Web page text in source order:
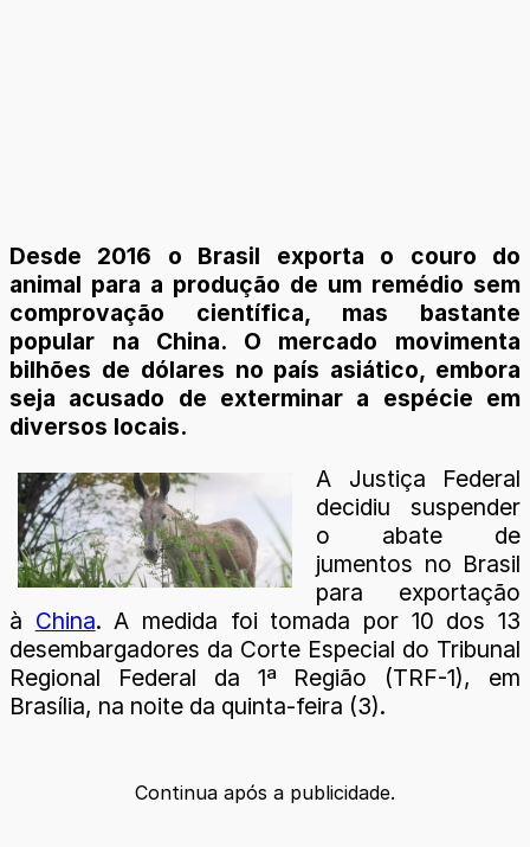
Desde 2016 o Brasil exporta o couro do
animal para a produção de um remédio sem
comprovação científica, mas bastante
popular na China. O mercado movimenta
bilhões de dólares no país asiático, embora
seja acusado de exterminar a espécie em
diversos locais.
A Justiça Federal
decidiu suspender
o abate de
jumentos no Brasil
para exportação
à China. A medida foi tomada por 10 dos 13
desembargadores da Corte Especial do Tribunal
Regional Federal da 1ª Região (TRF-1), em
Brasília, na noite da quinta-feira (3).
Continua após a publicidade.